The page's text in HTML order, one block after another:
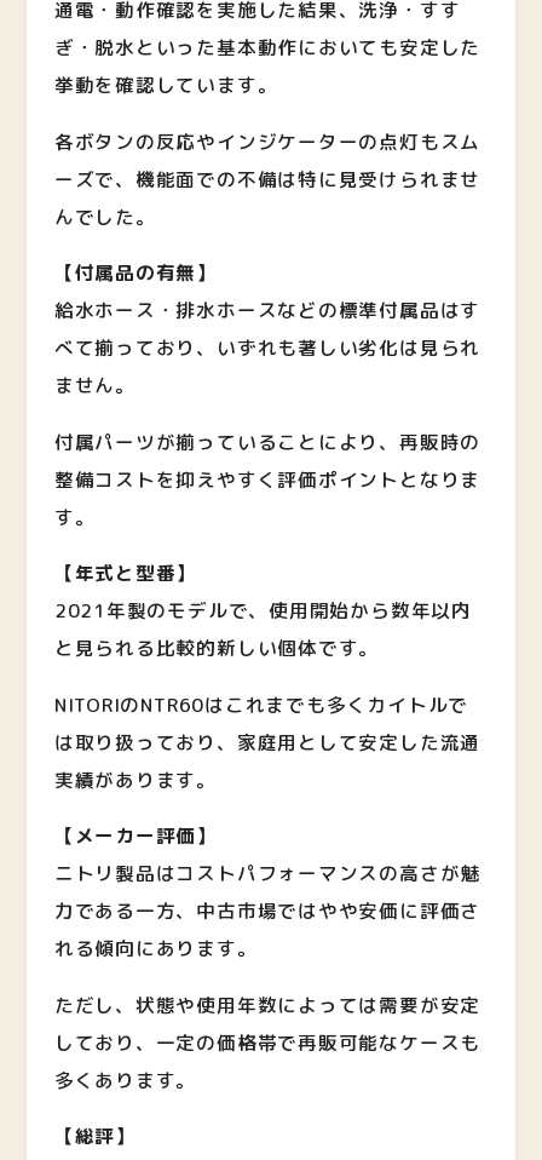
通電・動作確認を実施した結果、洗浄・すす
ぎ・脱水といった基本動作においても安定した
挙動を確認しています。
各ボタンの反応やインジケーターの点灯もスム
ーズで、機能面での不備は特に見受けられませ
んでした。
【付属品の有無】
給水ホース・排水ホースなどの標準付属品はす
べて揃っており、いずれも著しい劣化は見られ
ません。
付属パーツが揃っていることにより、再販時の
整備コストを抑えやすく評価ポイントとなりま
す。
【年式と型番】
2021年製のモデルで、使用開始から数年以内
と見られる比較的新しい個体です。
NITORIのNTR60はこれまでも多くカイトルで
は取り扱っており、家庭用として安定した流通
実績があります。
【メーカー評価】
ニトリ製品はコストパフォーマンスの高さが魅
力である一方、中古市場ではやや安価に評価さ
れる傾向にあります。
ただし、状態や使用年数によっては需要が安定
しており、一定の価格帯で再販可能なケースも
多くあります。
【総評】